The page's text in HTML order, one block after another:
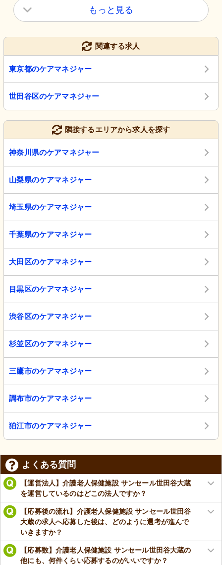
もっと見る
関連する求人
東京都のケアマネジャー
世田谷区のケアマネジャー
隣接するエリアから求人を探す
神奈川県のケアマネジャー
山梨県のケアマネジャー
埼玉県のケアマネジャー
千葉県のケアマネジャー
大田区のケアマネジャー
目黒区のケアマネジャー
渋谷区のケアマネジャー
杉並区のケアマネジャー
三鷹市のケアマネジャー
調布市のケアマネジャー
狛江市のケアマネジャー
よくある質問
【運営法人】介護老人保健施設 サンセール世田谷大蔵
を運営しているのはどこの法人ですか？
【応募後の流れ】介護老人保健施設 サンセール世田谷
大蔵の求人へ応募した後は、どのように選考が進んで
いきますか？
【応募数】介護老人保健施設 サンセール世田谷大蔵の
他にも、何件くらい応募するのがいいですか？